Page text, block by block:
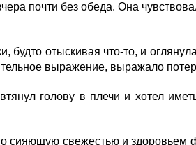
почти без обеда. Она
отыскивая что-то, и
выражение, выражало
голову в плечи и хотел
сияющую свежестью и здоровьем